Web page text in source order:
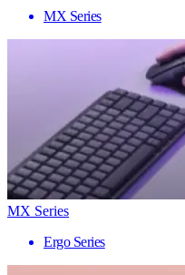
MX Series
MX Series
Ergo Series